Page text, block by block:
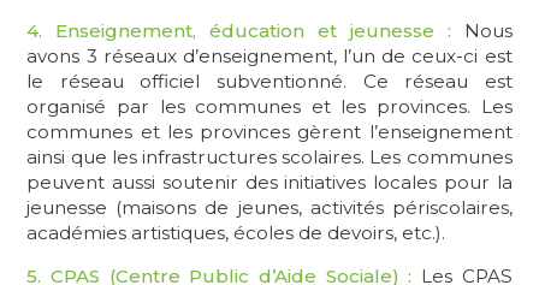
4. Enseignement, éducation et jeunesse :
Nous
avons 3 réseaux d’enseignement, l’un de ceux-ci est
le réseau officiel subventionné. Ce réseau est
organisé par les communes et les provinces. Les
communes et les provinces gèrent l’enseignement
ainsi que les infrastructures scolaires. Les communes
peuvent aussi soutenir des initiatives locales pour la
jeunesse (maisons de jeunes, activités périscolaires,
académies artistiques, écoles de devoirs, etc.).
5. CPAS (Centre Public d’Aide Sociale) : Les CPAS